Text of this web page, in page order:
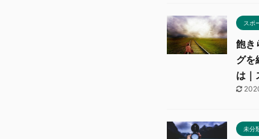
スポ
飽き
グを
は｜
未分